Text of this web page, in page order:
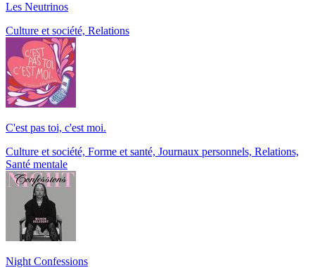
Les Neutrinos
Culture et société, Relations
C'est pas toi, c'est moi.
Culture et société, Forme et santé, Journaux personnels, Relations,
Santé mentale
Night Confessions